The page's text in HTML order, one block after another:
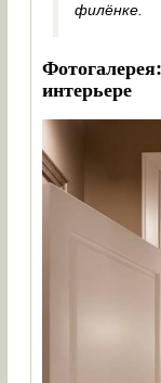
филёнке.
интерьере